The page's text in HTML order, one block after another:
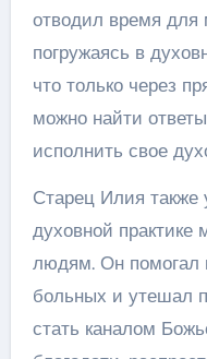
отводил время
погружаясь в
что только через
можно найти
исполнить свое
Старец Илия
духовной
людям. Он помогал
больных и утешал
стать каналом